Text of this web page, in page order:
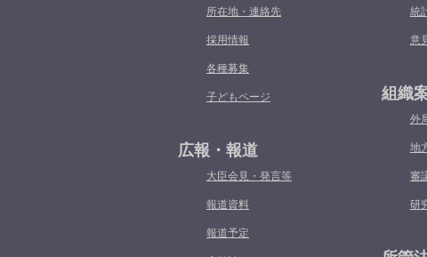
所在地・連絡先
採用情報
各種募集
子どもページ
広報・報道
大臣会見・発言等
報道資料
報道予定
統
意
組織
外
地
審
研